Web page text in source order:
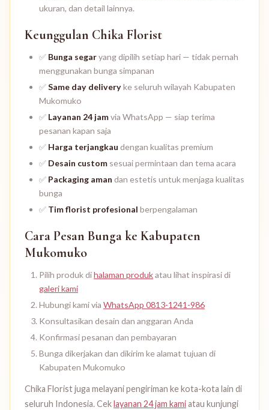
ukuran, dan detail lainnya.
Keunggulan Chika Florist
✅ Bunga segaryang dipilih setiap hari — tidak pernah
menggunakan bunga simpanan
✅Same day deliveryke seluruh wilayah Kabupaten
Mukomuko
✅ Layanan 24 jamvia WhatsApp — siap terima
pesanan kapan saja
✅ Harga terjangkau dengan kualitas premium
✅ Desain custom sesuai permintaan dan tema acara
✅ Packaging aman dan estetis untuk menjaga kualitas
bunga
✅ Tim florist profesional berpengalaman
Cara Pesan Bunga ke Kabupaten
Mukomuko
Pilih produk dihalaman produkatau lihat inspirasi di
galeri kami
Hubungi kami via WhatsApp 0813-1241-986
Konsultasikan desain dan anggaran Anda
Konfirmasi pesanan dan pembayaran
Bunga dikerjakan dan dikirim ke alamat tujuan di
Kabupaten Mukomuko
Chika Florist juga melayani pengiriman ke kota-kota lain di
seluruh Indonesia. Ceklayanan 24 jam kamiatau kunjungi